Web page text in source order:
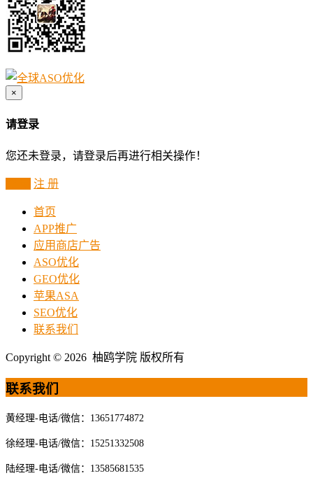
×
请登录
您还未登录，请登录后再进行相关操作！
注 册
首页
APP推广
应用商店广告
ASO优化
GEO优化
苹果ASA
SEO优化
联系我们
Copyright © 2026 柚鸥学院 版权所有
联系我们
黄经理-电话/微信：13651774872
徐经理-电话/微信：15251332508
陆经理-电话/微信：13585681535